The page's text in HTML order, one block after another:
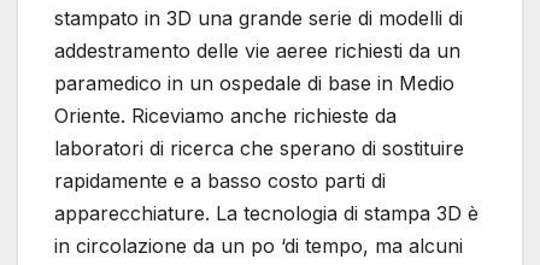
stampato in 3D una grande serie di modelli di
addestramento delle vie aeree richiesti da un
paramedico in un ospedale di base in Medio
Oriente. Riceviamo anche richieste da
laboratori di ricerca che sperano di sostituire
rapidamente e a basso costo parti di
apparecchiature. La tecnologia di stampa 3D è
in circolazione da un po ‘di tempo, ma alcuni